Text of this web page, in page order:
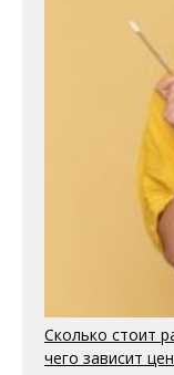
Сколько стоит
чего зависит